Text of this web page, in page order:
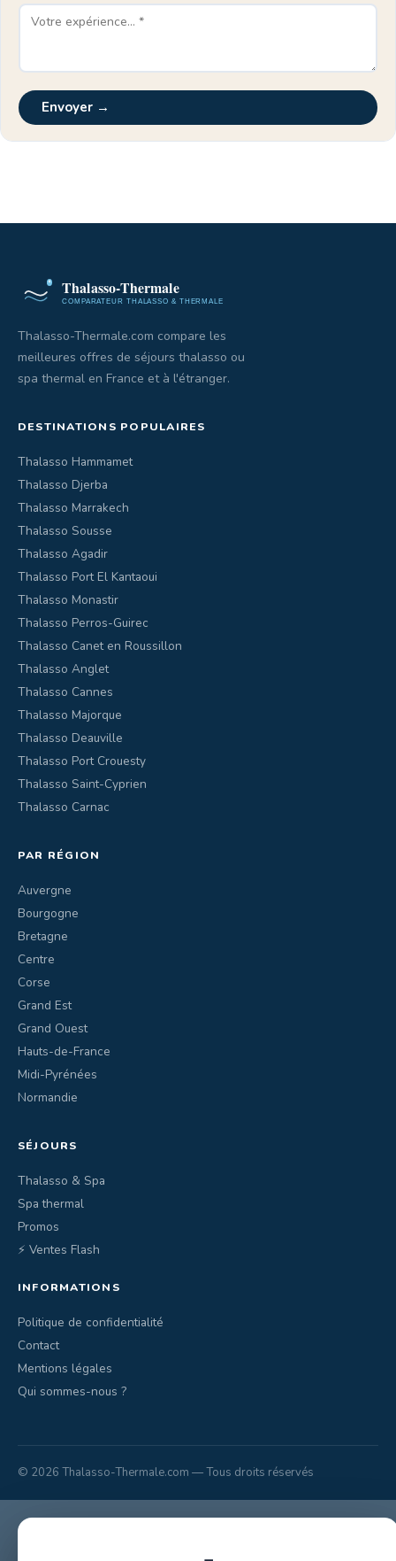
Envoyer →
Thalasso-Thermale.com compare les
meilleures offres de séjours thalasso ou
spa thermal en France et à l'étranger.
DESTINATIONS POPULAIRES
Thalasso Hammamet
Thalasso Djerba
Thalasso Marrakech
Thalasso Sousse
Thalasso Agadir
Thalasso Port El Kantaoui
Thalasso Monastir
Thalasso Perros-Guirec
Thalasso Canet en Roussillon
Thalasso Anglet
Thalasso Cannes
Thalasso Majorque
Thalasso Deauville
Thalasso Port Crouesty
Thalasso Saint-Cyprien
Thalasso Carnac
PAR RÉGION
Auvergne
Bourgogne
Bretagne
Centre
Corse
Grand Est
Grand Ouest
Hauts-de-France
Midi-Pyrénées
Normandie
SÉJOURS
Thalasso & Spa
Spa thermal
Promos
⚡ Ventes Flash
INFORMATIONS
Politique de confidentialité
Contact
Mentions légales
Qui sommes-nous ?
© 2026 Thalasso-Thermale.com — Tous droits réservés